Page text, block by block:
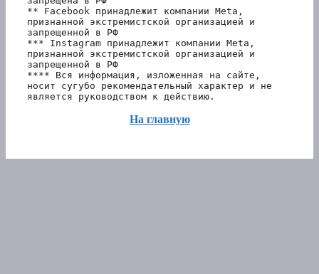
** Facebook принадлежит компании Meta,
признанной экстремистской организацией и
запрещенной в РФ
*** Instagram принадлежит компании Meta,
признанной экстремистской организацией и
запрещенной в РФ
**** Вся информация, изложенная на сайте,
носит сугубо рекомендательный характер и не
является руководством к действию.
На главную